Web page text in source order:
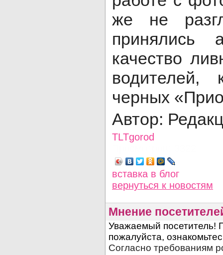
же не
принялись
качество
водителей,
черных
Автор:
TLTgorod
вставка в блог
вернуться к новостям
Мнение